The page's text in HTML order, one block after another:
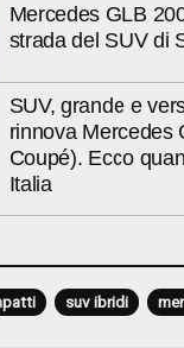
Mercedes GLB
strada del SUV di
SUV, grande e
rinnova Mercedes
Coupé). Ecco
Italia
suv ibridi